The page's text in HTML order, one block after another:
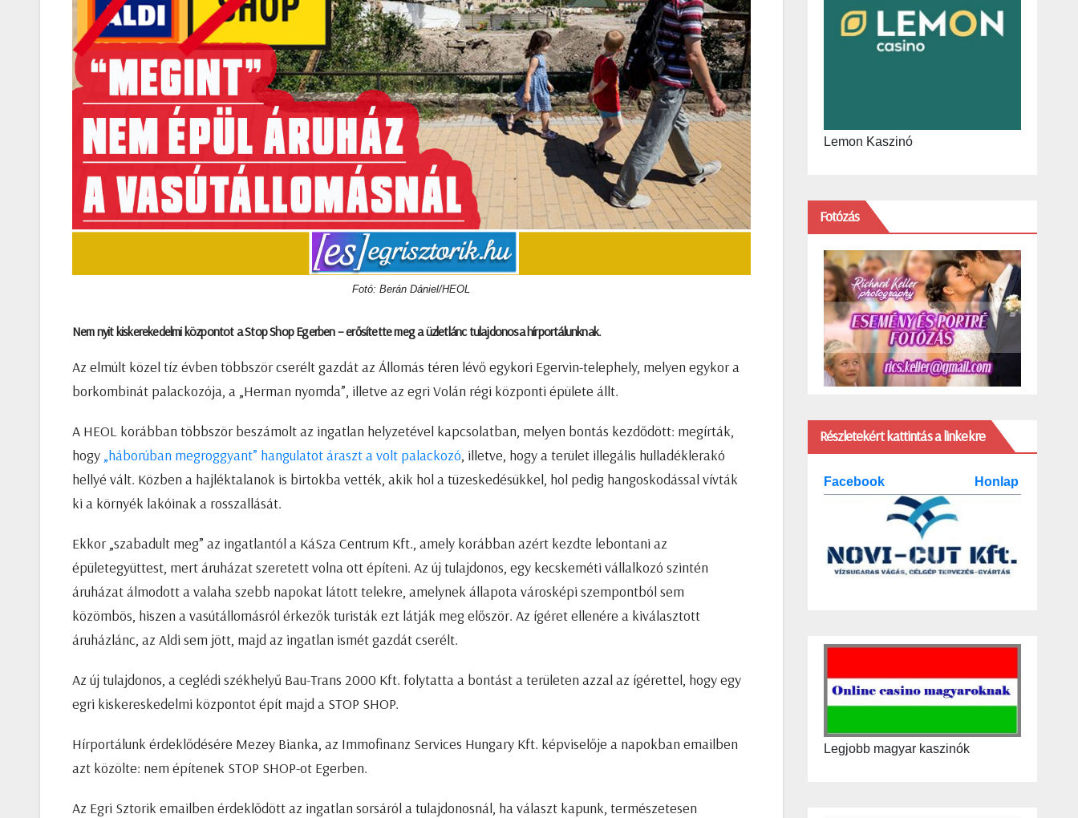
Fotó: Berán Dániel/HEOL
Nem nyit kiskerekedelmi központot a Stop Shop Egerben – erősítette meg a üzletlánc tulajdonosa hírportálunknak.
Az elmúlt közel tíz évben többször cserélt gazdát az Állomás téren lévő egykori Egervin-telephely, melyen egykor a
borkombinát palackozója, a „Herman nyomda”, illetve az egri Volán régi központi épülete állt.
A HEOL korábban többször beszámolt az ingatlan helyzetével kapcsolatban, melyen bontás kezdődött: megírták,
hogy „háborúban megroggyant” hangulatot áraszt a volt palackozó, illetve, hogy a terület illegális hulladéklerakó
hellyé vált. Közben a hajléktalanok is birtokba vették, akik hol a tüzeskedésükkel, hol pedig hangoskodással vívták
ki a környék lakóinak a rosszallását.
Ekkor „szabadult meg” az ingatlantól a KáSza Centrum Kft., amely korábban azért kezdte lebontani az
épületegyüttest, mert áruházat szeretett volna ott építeni. Az új tulajdonos, egy kecskeméti vállalkozó szintén
áruházat álmodott a valaha szebb napokat látott telekre, amelynek állapota városképi szempontból sem
közömbös, hiszen a vasútállomásról érkezők turisták ezt látják meg először. Az ígéret ellenére a kiválasztott
áruházlánc, az Aldi sem jött, majd az ingatlan ismét gazdát cserélt.
Az új tulajdonos, a ceglédi székhelyű Bau-Trans 2000 Kft. folytatta a bontást a területen azzal az ígérettel, hogy egy
egri kiskereskedelmi központot épít majd a STOP SHOP.
Hírportálunk érdeklődésére Mezey Bianka, az Immofinanz Services Hungary Kft. képviselője a napokban emailben
azt közölte: nem építenek STOP SHOP-ot Egerben.
Az Egri Sztorik emailben érdeklődött az ingatlan sorsáról a tulajdonosnál, ha választ kapunk, természetesen
Lemon Kaszinó
Fotózás
Részletekért kattintás a linkekre
Facebook Honlap
Legjobb magyar kaszinók